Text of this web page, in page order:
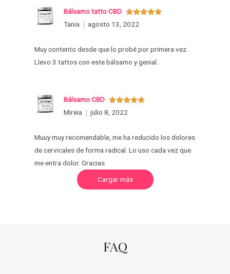
Valorado
con
Bálsamo tatto CBD
Tania
agosto 13, 2022
Muy contento desde que lo probé por primera vez.
Llevo 3 tattos con este bálsamo y genial.
Valorado
con5de 5
Bálsamo CBD
Mireia
julio 8, 2022
Muuy muy recomendable, me ha reducido los dolores
de cervicales de forma radical. Lo uso cada vez que
me entra dolor. Gracias
Cargar másC
r
FAQ